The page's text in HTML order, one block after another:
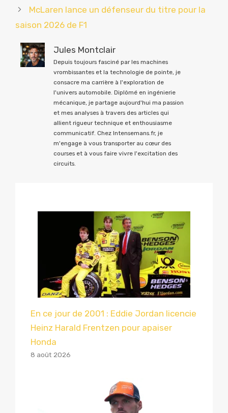
McLaren lance un défenseur du titre pour la
saison 2026 de F1
Jules Montclair
Depuis toujours fasciné par les machines
vrombissantes et la technologie de pointe, je
consacre ma carrière à l'exploration de
l'univers automobile. Diplômé en ingénierie
mécanique, je partage aujourd'hui ma passion
et mes analyses à travers des articles qui
allient rigueur technique et enthousiasme
communicatif. Chez Intensemans.fr, je
m'engage à vous transporter au cœur des
courses et à vous faire vivre l'excitation des
circuits.
En ce jour de 2001 : Eddie Jordan licencie
Heinz Harald Frentzen pour apaiser
Honda
8 août 2026